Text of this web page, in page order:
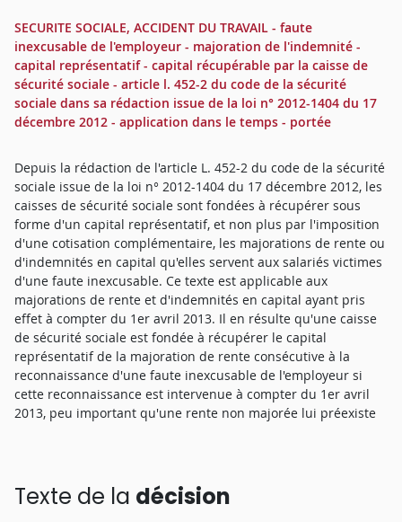
SECURITE SOCIALE, ACCIDENT DU TRAVAIL - faute
inexcusable de l'employeur - majoration de l'indemnité -
capital représentatif - capital récupérable par la caisse de
sécurité sociale - article l. 452-2 du code de la sécurité
sociale dans sa rédaction issue de la loi n° 2012-1404 du 17
décembre 2012 - application dans le temps - portée
Depuis la rédaction de l'article L. 452-2 du code de la sécurité
sociale issue de la loi n° 2012-1404 du 17 décembre 2012, les
caisses de sécurité sociale sont fondées à récupérer sous
forme d'un capital représentatif, et non plus par l'imposition
d'une cotisation complémentaire, les majorations de rente ou
d'indemnités en capital qu'elles servent aux salariés victimes
d'une faute inexcusable. Ce texte est applicable aux
majorations de rente et d'indemnités en capital ayant pris
effet à compter du 1er avril 2013. Il en résulte qu'une caisse
de sécurité sociale est fondée à récupérer le capital
représentatif de la majoration de rente consécutive à la
reconnaissance d'une faute inexcusable de l'employeur si
cette reconnaissance est intervenue à compter du 1er avril
2013, peu important qu'une rente non majorée lui préexiste
Texte de la décision